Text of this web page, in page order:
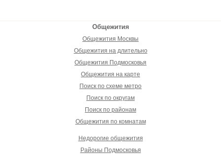
Общежития
Общежития Москвы
Общежития на длительно
Общежития Подмосковья
Общежития на карте
Поиск по схеме метро
Поиск по округам
Поиск по районам
Общежития по комнатам
Недорогие общежития
Районы Подмосковья